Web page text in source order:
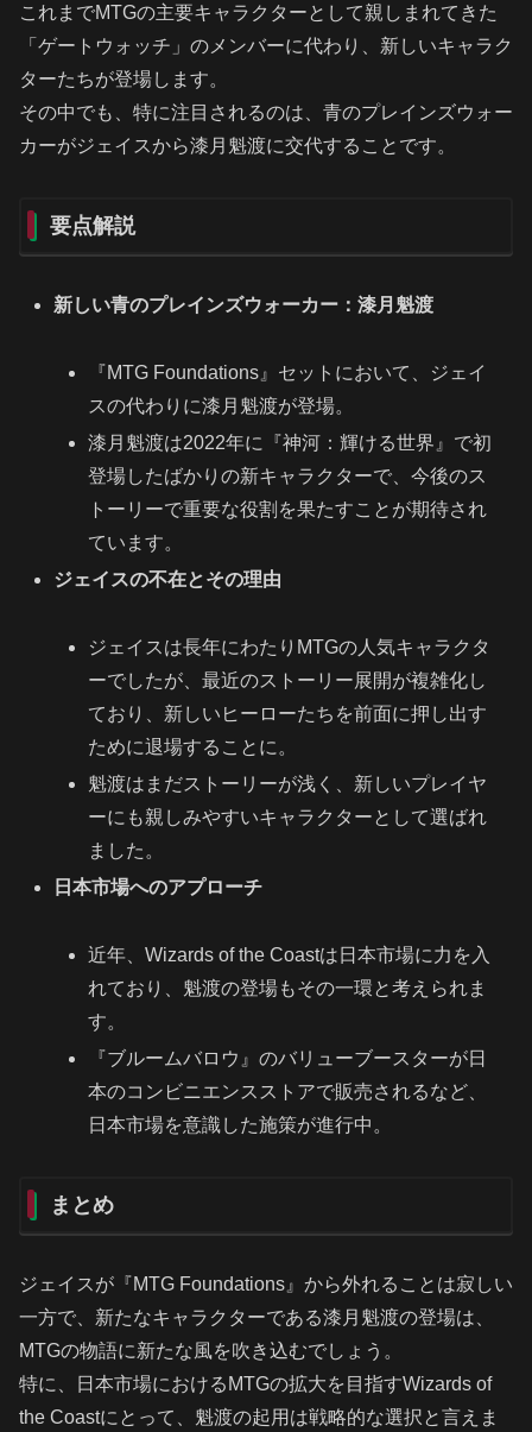
これまでMTGの主要キャラクターとして親しまれてきた
「ゲートウォッチ」のメンバーに代わり、新しいキャラク
ターたちが登場します。
その中でも、特に注目されるのは、青のプレインズウォー
カーがジェイスから漆月魁渡に交代することです。
要点解説
新しい青のプレインズウォーカー：漆月魁渡
『MTG Foundations』セットにおいて、ジェイ
スの代わりに漆月魁渡が登場。
漆月魁渡は2022年に『神河：輝ける世界』で初
登場したばかりの新キャラクターで、今後のス
トーリーで重要な役割を果たすことが期待され
ています。
ジェイスの不在とその理由
ジェイスは長年にわたりMTGの人気キャラクタ
ーでしたが、最近のストーリー展開が複雑化し
ており、新しいヒーローたちを前面に押し出す
ために退場することに。
魁渡はまだストーリーが浅く、新しいプレイヤ
ーにも親しみやすいキャラクターとして選ばれ
ました。
日本市場へのアプローチ
近年、Wizards of the Coastは日本市場に力を入
れており、魁渡の登場もその一環と考えられま
す。
『ブルームバロウ』のバリューブースターが日
本のコンビニエンスストアで販売されるなど、
日本市場を意識した施策が進行中。
まとめ
ジェイスが『MTG Foundations』から外れることは寂しい
一方で、新たなキャラクターである漆月魁渡の登場は、
MTGの物語に新たな風を吹き込むでしょう。
特に、日本市場におけるMTGの拡大を目指すWizards of
the Coastにとって、魁渡の起用は戦略的な選択と言えま